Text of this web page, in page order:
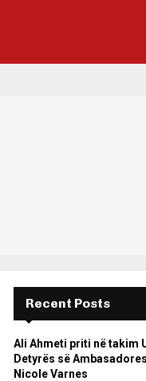
Recent Posts
Ali Ahmeti priti në takim
Detyrës së
Nicole Varnes